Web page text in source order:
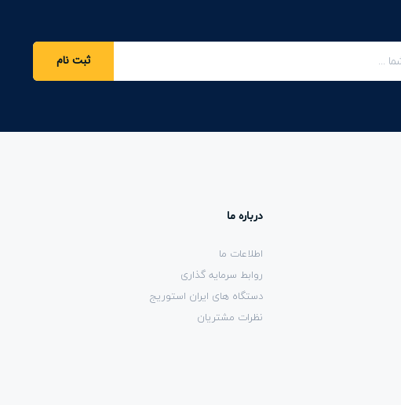
ثبت نام
درباره ما
اطلاعات ما
روابط سرمایه گذاری
دستگاه های ایران استوریج
نظرات مشتریان